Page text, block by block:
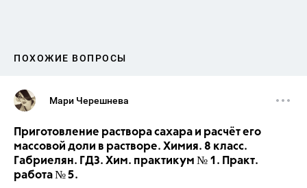
ПОХОЖИЕ ВОПРОСЫ
Мари Черешнева
Приготовление раствора сахара и расчёт его
массовой доли в растворе. Химия. 8 класс.
Габриелян. ГДЗ. Хим. практикум № 1. Практ.
работа № 5.